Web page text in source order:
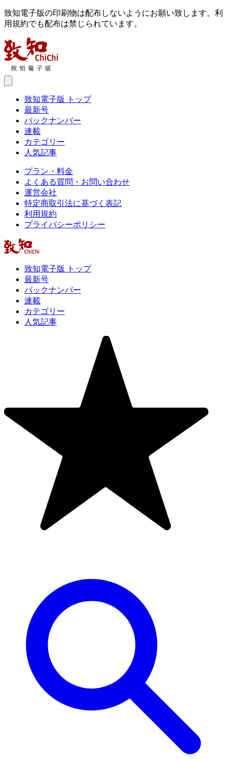
致知電子版の印刷物は配布しないようにお願い致します。利
用規約でも配布は禁じられています。
致知電子版 トップ
最新号
バックナンバー
連載
カテゴリー
人気記事
プラン・料金
よくある質問・お問い合わせ
運営会社
特定商取引法に基づく表記
利用規約
プライバシーポリシー
致知電子版 トップ
最新号
バックナンバー
連載
カテゴリー
人気記事